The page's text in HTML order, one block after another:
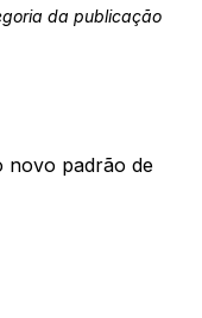
da publicação
novo padrão de